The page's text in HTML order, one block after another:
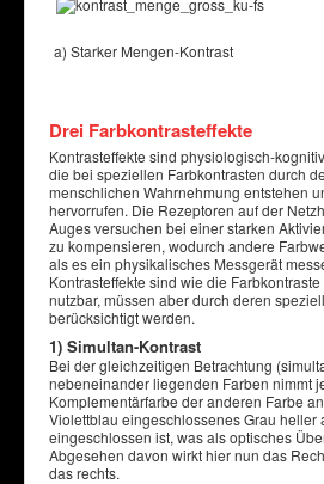
a) Starker Mengen-Kontrast
Drei Farbkontrasteffekte
Kontrasteffekte sind physiologisch-
die bei speziellen Farbkontrasten durch
menschlichen Wahrnehmung entstehen
hervorrufen. Die Rezeptoren auf der
Auges versuchen bei einer starken
zu kompensieren, wodurch andere
als es ein physikalisches Messgerät
Kontrasteffekte sind wie die
nutzbar, müssen aber durch deren
berücksichtigt werden.
1) Simultan-Kontrast
Bei der gleichzeitigen Betrachtung
nebeneinander liegenden Farben nimmt
Komplementärfarbe der anderen Farbe
Violettblau eingeschlossenes Grau heller
eingeschlossen ist, was als optisches
Abgesehen davon wirkt hier nun das
das rechts.